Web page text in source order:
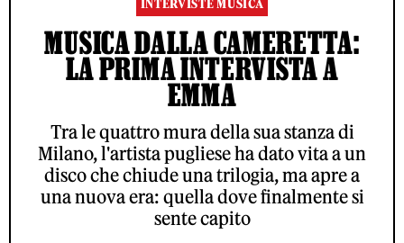
INTERVISTE MUSICA
MUSICA DALLA CAMERETTA:
LA PRIMA INTERVISTA A
EMMA
Tra le quattro mura della sua stanza di
Milano, l'artista pugliese ha dato vita a un
disco che chiude una trilogia, ma apre a
una nuova era: quella dove finalmente si
sente capito